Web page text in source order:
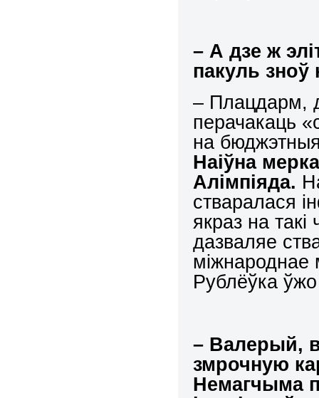
– А дзе ж
пакуль
– Плацдарм,
перачакаць
на
Наіўна
Алімпіяда.
стваралася
якраз на
дазваляе
міжнароднае
Рублёўка
– Валерый,
змрочную
Немагчыма